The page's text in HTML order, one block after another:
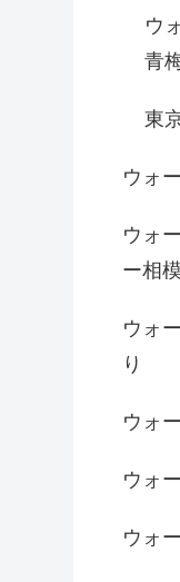
ウ
青
東
ウォ
ウォ
ー相
ウォ
り
ウォ
ウォ
ウォ